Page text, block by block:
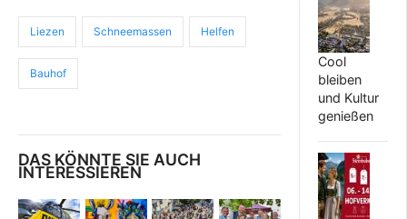
Liezen Schneemassen Helfen
Bauhof
DAS KÖNNTE SIE AUCH
INTERESSIEREN
Cool
bleiben
und Kultur
genießen